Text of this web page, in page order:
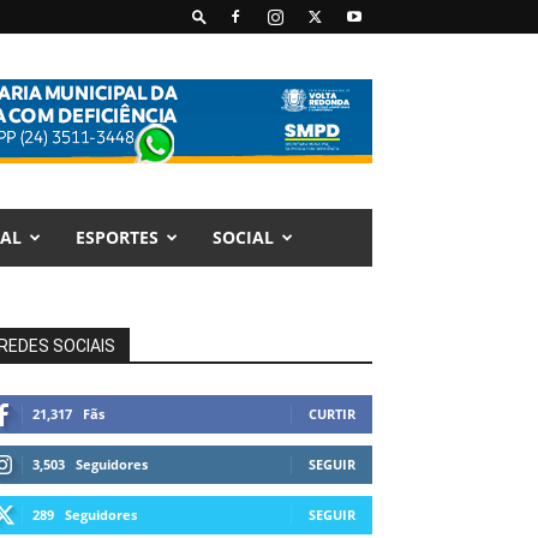
ESPORTES SOCIAL
SOCIAIS
21,317 Fãs CURTIR
3,503 Seguidores SEGUIR
289 Seguidores SEGUIR